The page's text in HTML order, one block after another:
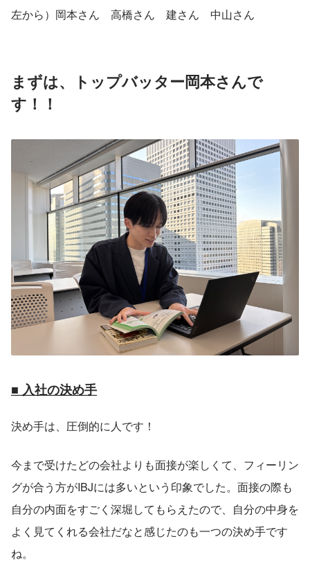
左から）岡本さん　高橋さん　建さん　中山さん
まずは、トップバッター岡本さんで
す！！
■ 入社の決め手
決め手は、圧倒的に人です！
今まで受けたどの会社よりも面接が楽しくて、フィーリン
グが合う方がIBJには多いという印象でした。面接の際も
自分の内面をすごく深堀してもらえたので、自分の中身を
よく見てくれる会社だなと感じたのも一つの決め手です
ね。